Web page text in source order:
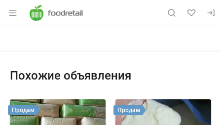
Раздел навигации по сайту
Похожие объявления
Продам Продам